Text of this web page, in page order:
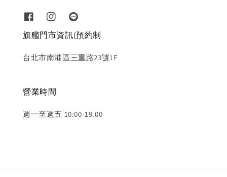
旗艦門市資訊(預約制
台北市南港區三重路23號1F
營業時間
週一至週五 10:00-19:00